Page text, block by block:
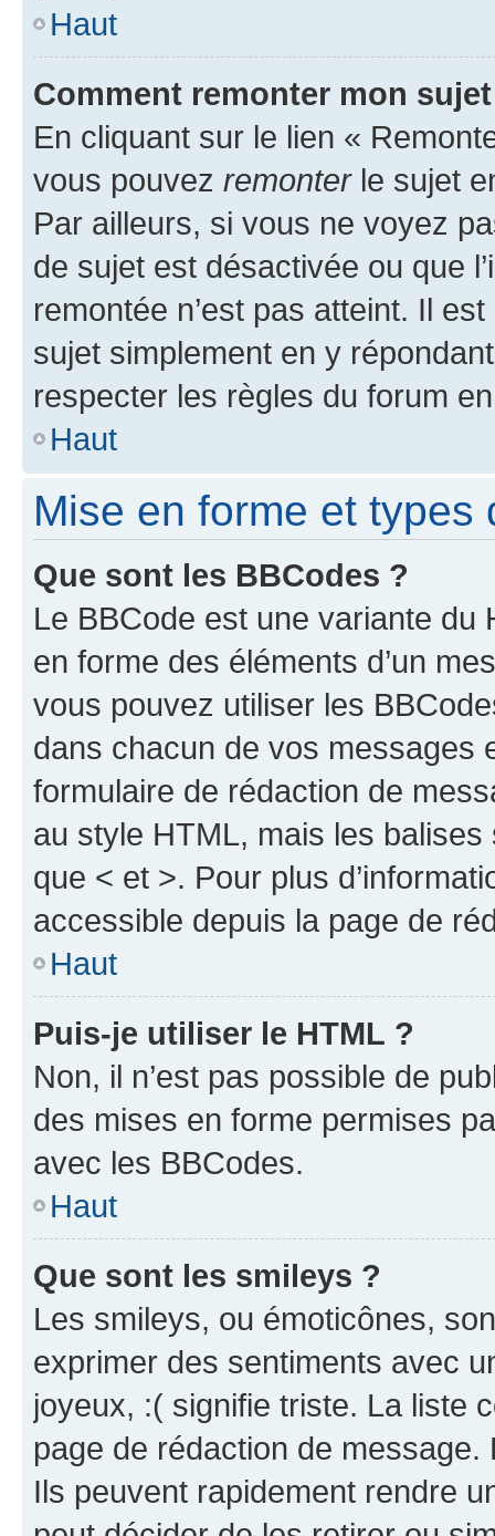
Haut
Comment remonter mon
En cliquant sur le lien «
vous pouvez remonterle sujet
Par ailleurs, si vous ne voyez
de sujet est désactivée ou que
remontée n’est pas atteint. Il
sujet simplement en y
respecter les règles du forum
Haut
Mise en forme et types
Que sont les BBCodes ?
Le BBCode est une variante du
en forme des éléments d’un
vous pouvez utiliser les
dans chacun de vos messages
formulaire de rédaction de
au style HTML, mais les
que < et >. Pour plus
accessible depuis la page de
Haut
Puis-je utiliser le HTML ?
Non, il n’est pas possible de
des mises en forme permises
avec les BBCodes.
Haut
Que sont les smileys ?
Les smileys, ou émoticônes,
exprimer des sentiments avec
joyeux, :( signifie triste. La liste
page de rédaction de
Ils peuvent rapidement rendre